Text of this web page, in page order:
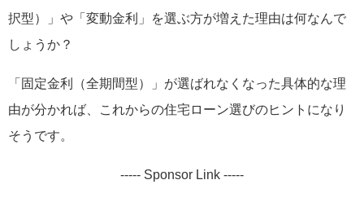
択型）」や「変動金利」を選ぶ方が増えた理由は何なんで
しょうか？
「固定金利（全期間型）」が選ばれなくなった具体的な理
由が分かれば、これからの住宅ローン選びのヒントになり
そうです。
----- Sponsor Link -----